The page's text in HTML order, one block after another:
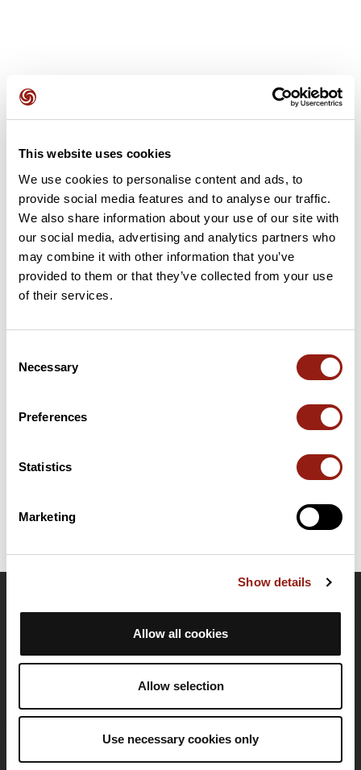
This website uses cookies
We use cookies to personalise content and ads, to
provide social media features and to analyse our traffic.
We also share information about your use of our site with
our social media, advertising and analytics partners who
may combine it with other information that you’ve
provided to them or that they’ve collected from your use
of their services.
Selection
Necessary
Preferences
Statistics
Marketing
Show details
Allow all cookies
Allow selection
Use necessary cookies only
Recensioni degli utenti Leggi tutte le recensioni
😀 😀
Aggiungi una recensione
Riepilogo
Questo percorso si snoda su 22,4 km di strade e 0,1 km di piste
ciclabili. Presenta una salita cumulativa di oltre 300m. Prevedi
Ultimo aggiornamento della scheda percorso: 26 febbraio 2026,
15:09:51.
OpenRunner
Lavora con noi
Contatti
Offerte